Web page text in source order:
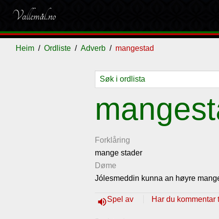
Vallemål.no
Heim Ordliste Adverb mangestad
Forklåring
mange stader
Døme
Jólesmeddin kunna an høyre
volume_upSpel av Har du kommentar